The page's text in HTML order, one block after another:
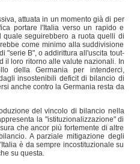
attuata in un momento già di per
portare l'Italia verso un rapido e
quale seguirebbero a ruota quelli di
come minimo alla suddivisione
"serie B", o addirittura all'uscita tout-
il loro ritorno alle valute nazionali. In
della Germania per intenderci,
insostenibili deficit di bilancio di
anche contro la Germania resta da
del vincolo di bilancio nella
la "istituzionalizzazione" di
che ancor più fortemente di altre
A parziale mitigazione degli
è da sempre incostituzionale su
su questa.